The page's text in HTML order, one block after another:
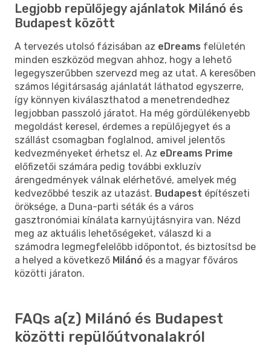
Legjobb repülőjegy ajánlatok Milánó és
Budapest között
A tervezés utolsó fázisában az eDreams felületén
minden eszközöd megvan ahhoz, hogy a lehető
legegyszerűbben szervezd meg az utat. A keresőben
számos légitársaság ajánlatát láthatod egyszerre,
így könnyen kiválaszthatod a menetrendedhez
legjobban passzoló járatot. Ha még gördülékenyebb
megoldást keresel, érdemes a repülőjegyet és a
szállást csomagban foglalnod, amivel jelentős
kedvezményeket érhetsz el. Az eDreams Prime
előfizetői számára pedig további exkluzív
árengedmények válnak elérhetővé, amelyek még
kedvezőbbé teszik az utazást. Budapest építészeti
öröksége, a Duna-parti séták és a város
gasztronómiai kínálata karnyújtásnyira van. Nézd
meg az aktuális lehetőségeket, válaszd ki a
számodra legmegfelelőbb időpontot, és biztosítsd be
a helyed a következő Milánó és a magyar főváros
közötti járaton.
FAQs a(z) Milánó és Budapest
közötti repülőútvonalakról